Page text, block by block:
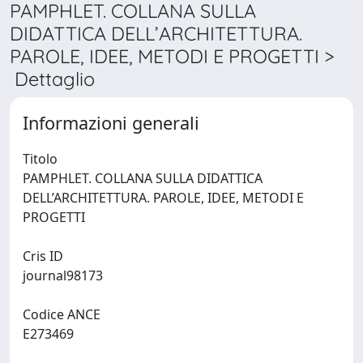
PAMPHLET. COLLANA SULLA
DIDATTICA DELL’ARCHITETTURA.
PAROLE, IDEE, METODI E PROGETTI >
Dettaglio
Informazioni generali
Titolo
PAMPHLET. COLLANA SULLA DIDATTICA
DELL’ARCHITETTURA. PAROLE, IDEE, METODI E
Cris ID
Codice ANCE